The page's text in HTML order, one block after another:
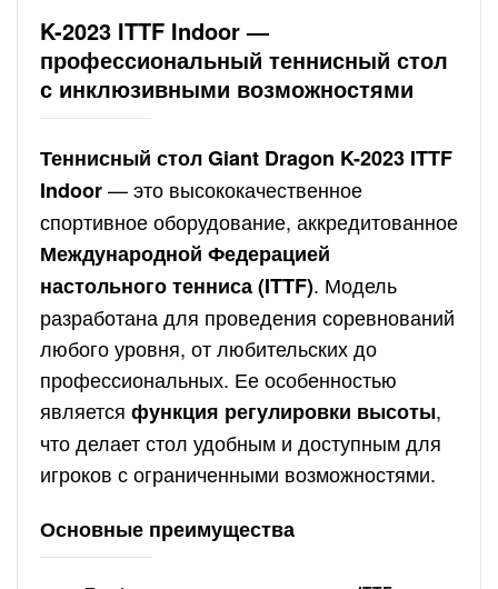
K-2023 ITTF Indoor —
профессиональный теннисный стол
с инклюзивными возможностями
Теннисный стол Giant Dragon K-2023 ITTF
Indoor— это высококачественное
спортивное оборудование, аккредитованное
Международной Федерацией
настольного тенниса (ITTF). Модель
разработана для проведения соревнований
любого уровня, от любительских до
профессиональных. Ее особенностью
является функция регулировки высоты,
что делает стол удобным и доступным для
игроков с ограниченными возможностями.
Основные преимущества